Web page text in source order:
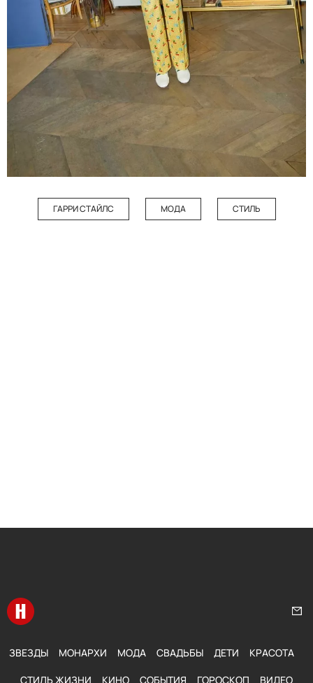
ГАРРИ СТАЙЛС МОДА СТИЛЬ
Перейти на главную
ЗВЕЗДЫ МОНАРХИ МОДА СВАДЬБЫ ДЕТИ КРАСОТА
СТИЛЬ ЖИЗНИ КИНО СОБЫТИЯ ГОРОСКОП ВИДЕО